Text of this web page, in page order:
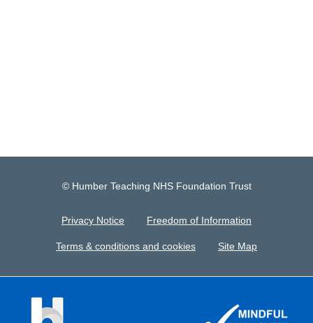
© Humber Teaching NHS Foundation Trust
Privacy Notice Freedom of Information
Terms & conditions and cookies Site Map